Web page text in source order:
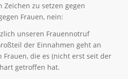
Zeichen zu setzen gegen
Frauen, nein:
unseren Frauennotruf
der Einnahmen geht an
Frauen, die es (nicht erst seit der
getroffen hat.